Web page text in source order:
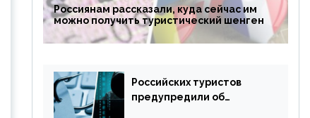
Россиянам рассказали, куда сейчас им
можно получить туристический шенген
Российских туристов
предупредили об